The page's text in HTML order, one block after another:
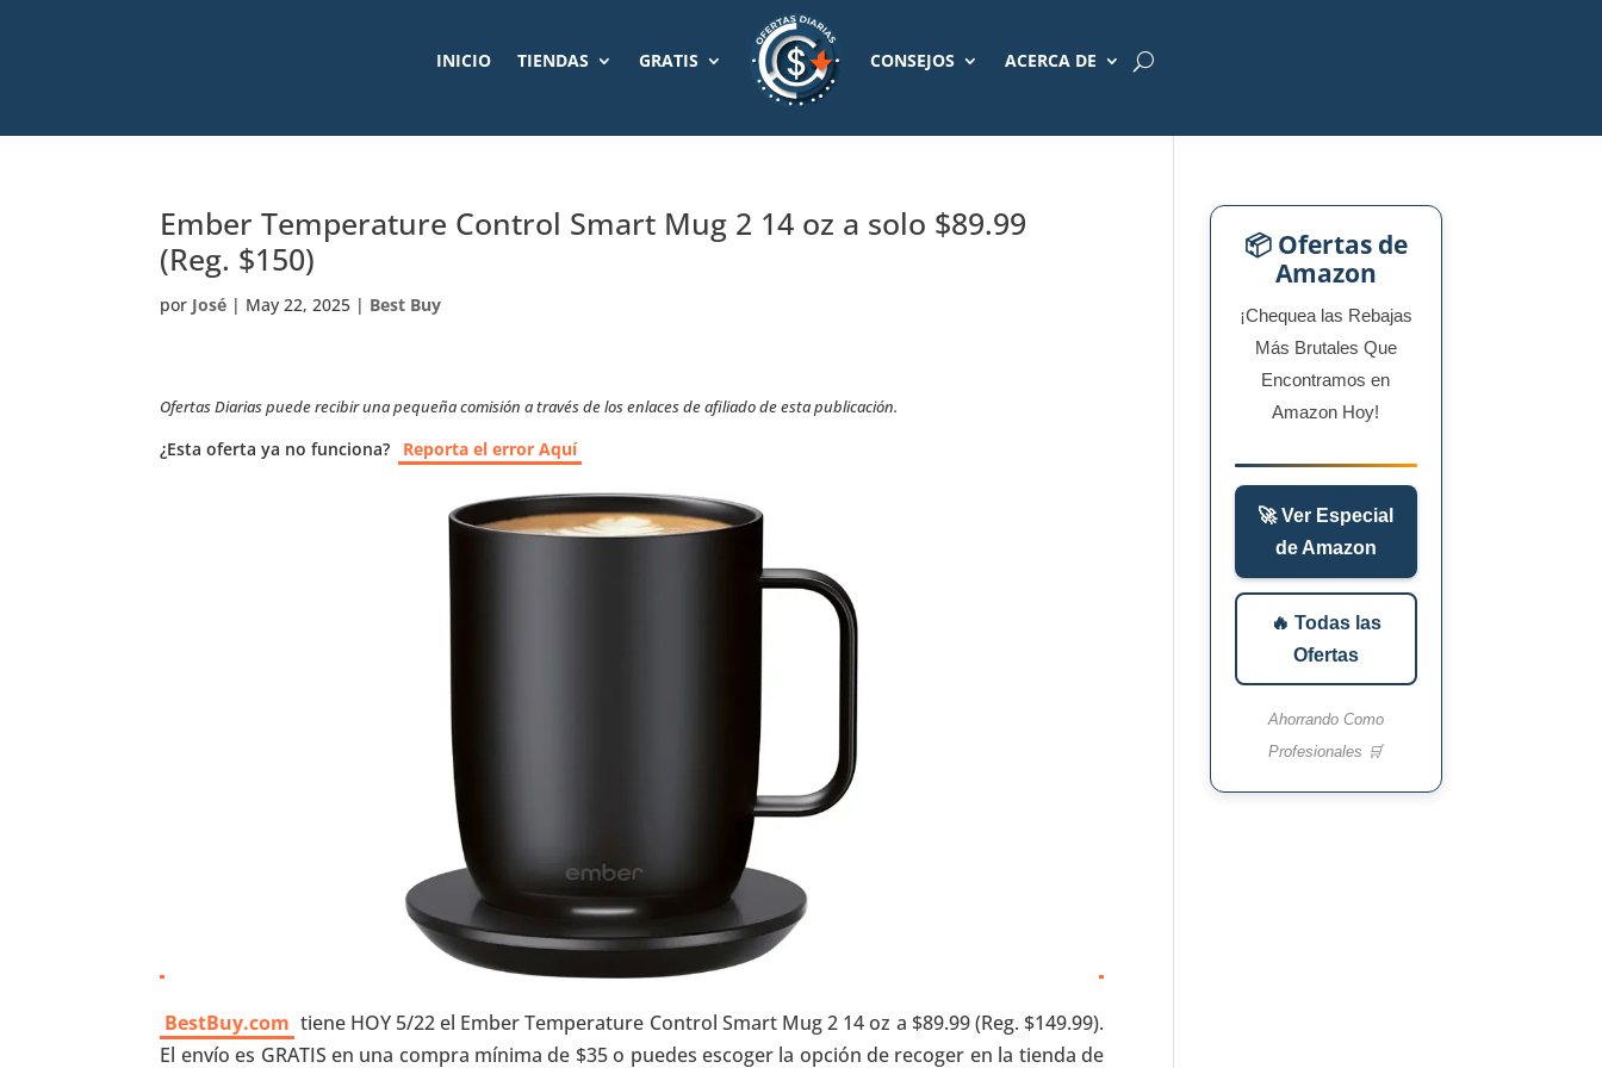
INICIO TIENDAS GRATIS CONSEJOS ACERCA DE
Ember Temperature Control Smart Mug 2 14 oz a solo $89.99
(Reg. $150)
por José | May 22, 2025 | Best Buy
Ofertas Diarias puede recibir una pequeña comisión a través de los enlaces de afiliado de esta publicación.
¿Esta oferta ya no funciona? Reporta el error Aquí
BestBuy.com tiene HOY 5/22 el Ember Temperature Control Smart Mug 2 14 oz a $89.99 (Reg. $149.99).
El envío es GRATIS en una compra mínima de $35 o puedes escoger la opción de recoger en la tienda de
📦 Ofertas de
Amazon
¡Chequea las Rebajas
Más Brutales Que
Encontramos en
Amazon Hoy!
🚀 Ver Especial
de Amazon
🔥 Todas las
Ofertas
Ahorrando Como
Profesionales 🛒